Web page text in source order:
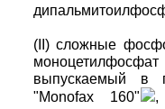
(II) сложные
выпускаемый в
"Monofax 160"
,